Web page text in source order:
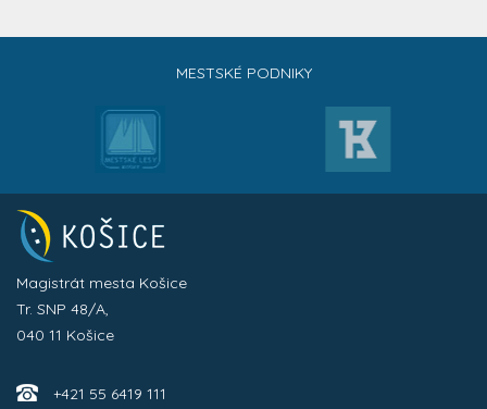
MESTSKÉ PODNIKY
Magistrát mesta Košice
Tr. SNP 48/A,
040 11 Košice
+421 55 6419 111